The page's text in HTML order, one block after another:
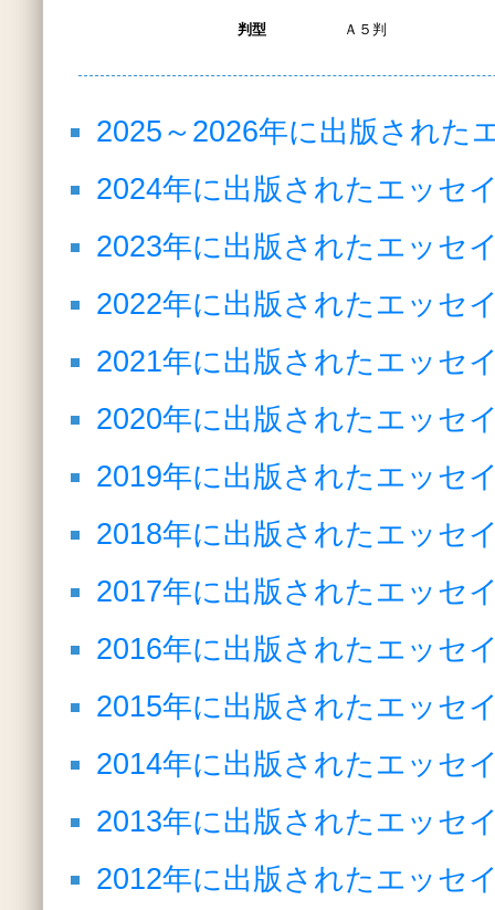
判型 Ａ５判
2025～2026年に出版された
2024年に出版されたエッセ
2023年に出版されたエッセ
2022年に出版されたエッセ
2021年に出版されたエッセ
2020年に出版されたエッセ
2019年に出版されたエッセ
2018年に出版されたエッセ
2017年に出版されたエッセ
2016年に出版されたエッセ
2015年に出版されたエッセ
2014年に出版されたエッセ
2013年に出版されたエッセ
2012年に出版されたエッセ